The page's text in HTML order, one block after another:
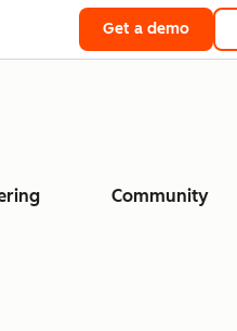
Get a demo
Community